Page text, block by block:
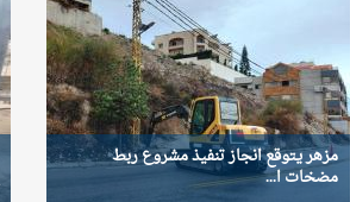
مزهر يتوقع انجاز تنفيذ مشروع ربط
مضخات ا...